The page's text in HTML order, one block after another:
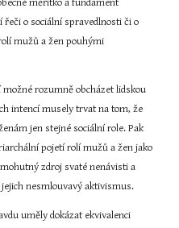
měřítko a fundament
řeči o sociální spravedlnosti či o
mužů a žen pouhými
rozumně obcházet lidskou
intencí musely trvat na tom, že
jen stejné sociální role. Pak
pojetí rolí mužů a žen jako
zdroj svaté nenávisti a
nesmlouvavý aktivismus.
uměly dokázat ekvivalenci